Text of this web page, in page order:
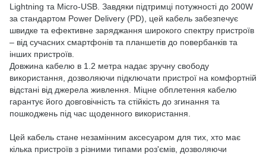
Lightning та Micro-USB. Завдяки підтримці потужності до 200W
за стандартом Power Delivery (PD), цей кабель забезпечує
швидке та ефективне заряджання широкого спектру пристроїв
– від сучасних смартфонів та планшетів до повербанків та
інших пристроїв.
Довжина кабелю в 1.2 метра надає зручну свободу
використання, дозволяючи підключати пристрої на комфортній
відстані від джерела живлення. Міцне обплетення кабелю
гарантує його довговічність та стійкість до згинання та
пошкоджень під час щоденного використання.
Цей кабель стане незамінним аксесуаром для тих, хто має
кілька пристроїв з різними типами роз'ємів, дозволяючи